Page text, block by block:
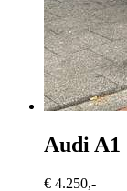
Audi A1
€ 4.250,-